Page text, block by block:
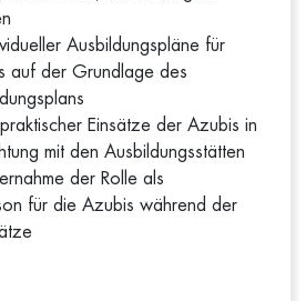
Ausbildungspläne für
auf der Grundlage des
Einsätze der Azubis in
mit den Ausbildungsstätten
der Rolle als
für die Azubis während der